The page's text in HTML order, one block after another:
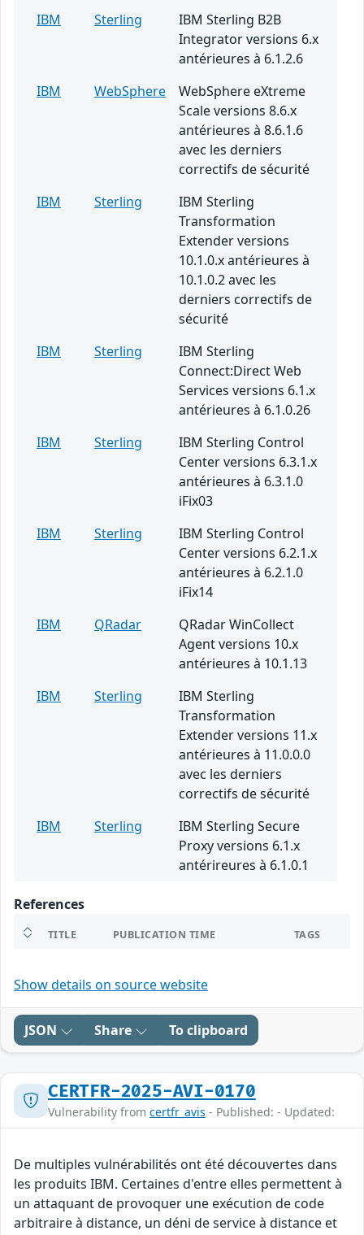
IBM
Sterling
IBM Sterling B2B
Integrator versions 6.x
antérieures à 6.1.2.6
IBM
WebSphere
WebSphere eXtreme
Scale versions 8.6.x
antérieures à 8.6.1.6
avec les derniers
correctifs de sécurité
IBM
Sterling
IBM Sterling
Transformation
Extender versions
10.1.0.x antérieures à
10.1.0.2 avec les
derniers correctifs de
sécurité
IBM
Sterling
IBM Sterling
Connect:Direct Web
Services versions 6.1.x
antérieures à 6.1.0.26
IBM
Sterling
IBM Sterling Control
Center versions 6.3.1.x
antérieures à 6.3.1.0
iFix03
IBM
Sterling
IBM Sterling Control
Center versions 6.2.1.x
antérieures à 6.2.1.0
iFix14
IBM
QRadar
QRadar WinCollect
Agent versions 10.x
antérieures à 10.1.13
IBM
Sterling
IBM Sterling
Transformation
Extender versions 11.x
antérieures à 11.0.0.0
avec les derniers
correctifs de sécurité
IBM
Sterling
IBM Sterling Secure
Proxy versions 6.1.x
antérireures à 6.1.0.1
References
TITLE PUBLICATION TIME TAGS
Show details on source website
JSON Share To clipboard
CERTFR-2025-AVI-0170
Vulnerability from certfr_avis - Published: - Updated:
De multiples vulnérabilités ont été découvertes dans
les produits IBM. Certaines d'entre elles permettent à
un attaquant de provoquer une exécution de code
arbitraire à distance, un déni de service à distance et